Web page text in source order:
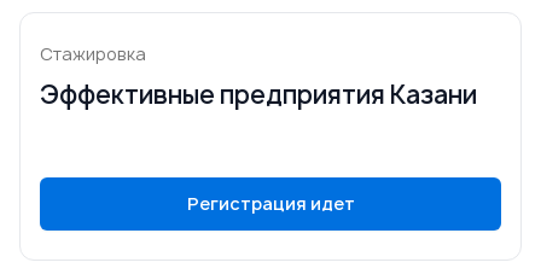
Стажировка
Эффективные предприятия Казани
Регистрация идет